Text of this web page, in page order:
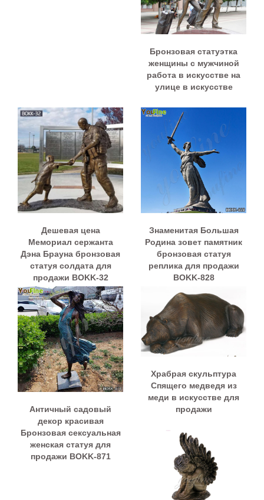
Бронзовая статуэтка
женщины с мужчиной
работа в искусстве на
улице в искусстве
Дешевая цена
Мемориал сержанта
Дэна Брауна бронзовая
статуя солдата для
продажи BOKK-32
Знаменитая Большая
Родина зовет памятник
бронзовая статуя
реплика для продажи
BOKK-828
Античный садовый
декор красивая
Бронзовая сексуальная
женская статуя для
продажи BOKK-871
Храбрая скульптура
Спящего медведя из
меди в искусстве для
продажи